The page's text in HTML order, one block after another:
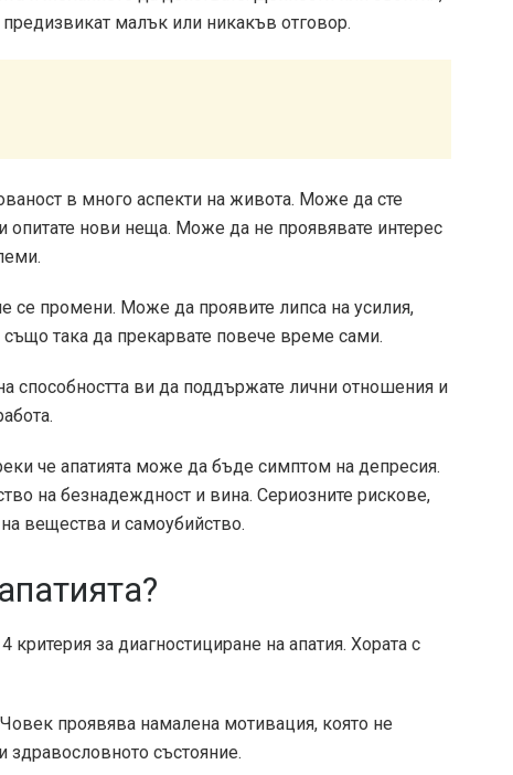
малък или никакъв отговор.
в много аспекти на живота. Може да сте
опитате нови неща. Може да не проявявате интерес
се промени. Може да проявите липса на усилия,
така да прекарвате повече време сами.
способността ви да поддържате лични отношения и
че апатията може да бъде симптом на депресия.
на безнадеждност и вина. Сериозните рискове,
вещества и самоубийство.
за диагностициране на апатия. Хората с
Човек проявява намалена мотивация, която не
здравословното състояние.